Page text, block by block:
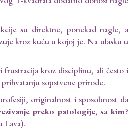
su direktne, ponekad nagle, a
kroz kuću u kojoj je. Na ulasku u
frustracija kroz disciplinu, ali često i
sopstvene prirode.
originalnost i sposobnost da
preko patologije, sa kim?
Lava).